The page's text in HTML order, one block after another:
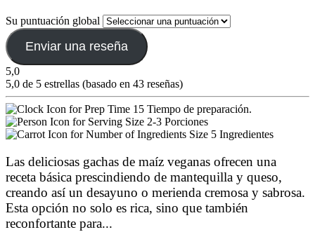
Su puntuación global
Enviar una reseña
5,0
5,0 de 5 estrellas (basado en 43 reseñas)
15 Tiempo de preparación.
2-3 Porciones
5 Ingredientes
Las deliciosas gachas de maíz veganas ofrecen una
receta básica prescindiendo de mantequilla y queso,
creando así un desayuno o merienda cremosa y sabrosa.
Esta opción no solo es rica, sino que también
reconfortante para...